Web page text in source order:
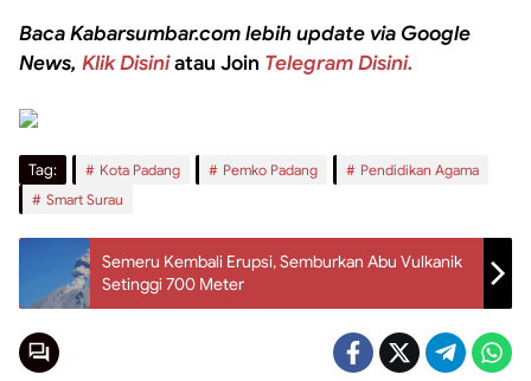
Baca Kabarsumbar.com lebih update via Google
News, Klik Disiniatau Join Telegram Disini.
Tag: Kota Padang Pemko Padang
Pendidikan Agama
Smart Surau
Semeru Kembali Erupsi, Semburkan Abu Vulkanik
Setinggi 700 Meter